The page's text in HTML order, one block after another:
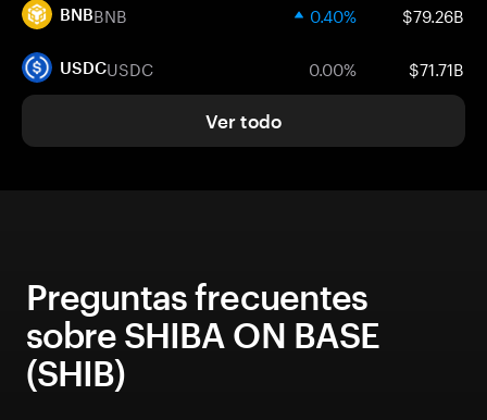
BNBBNB 0.40% $79.26B
USDCUSDC 0.00% $71.71B
Ver todo
Preguntas frecuentes
sobre SHIBA ON BASE
(SHIB)